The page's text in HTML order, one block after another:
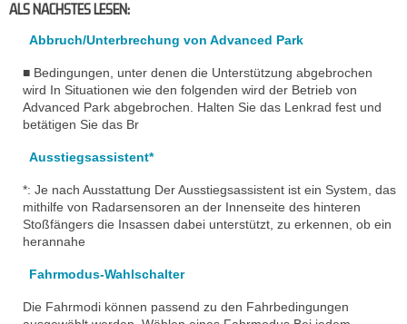
ALS NACHSTES LESEN:
Abbruch/Unterbrechung von Advanced Park
■ Bedingungen, unter denen die Unterstützung abgebrochen
wird In Situationen wie den folgenden wird der Betrieb von
Advanced Park abgebrochen. Halten Sie das Lenkrad fest und
betätigen Sie das Br
Ausstiegsassistent*
*: Je nach Ausstattung Der Ausstiegsassistent ist ein System, das
mithilfe von Radarsensoren an der Innenseite des hinteren
Stoßfängers die Insassen dabei unterstützt, zu erkennen, ob ein
herannahe
Fahrmodus-Wahlschalter
Die Fahrmodi können passend zu den Fahrbedingungen